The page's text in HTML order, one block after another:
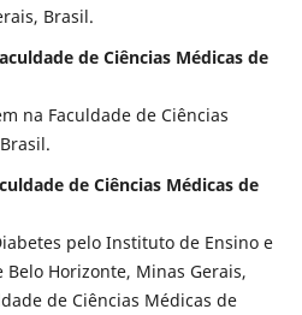
Brasil.
de Ciências Médicas de
na Faculdade de Ciências
de Ciências Médicas de
pelo Instituto de Ensino e
Belo Horizonte, Minas Gerais,
de Ciências Médicas de